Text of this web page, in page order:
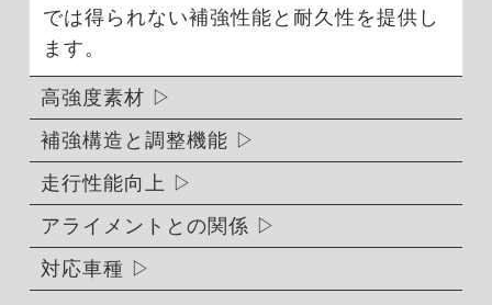
では得られない補強性能と耐久性を提供し
ます。
高強度素材
補強構造と調整機能
走行性能向上
アライメントとの関係
対応車種